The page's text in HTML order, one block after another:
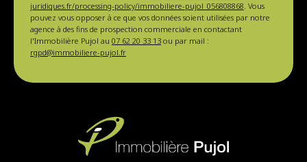
juridiques.fr/processing-policy/immobiliere-pujol_056808868 . Vous
pouvez vous opposer à ce que vos données soient utilisées par notre
agence à des fins de prospection commerciale en contactant
l'Immobilière Pujol au 07 62 20 33 13 ou par mail :
rgpd@immobiliere-pujol.fr